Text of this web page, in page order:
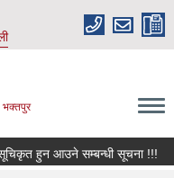
भक्तपुर
हुन आउने सम्बन्धी सूचना !!!